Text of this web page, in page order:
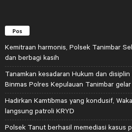
Pos
Kemitraan harmonis, Polsek Tanimbar
dan berbagi kasih
Tanamkan kesadaran Hukum dan
Binmas Polres Kepulauan Tanimbar
Hadirkan Kamtibmas yang kondusif,
langsung patroli KRYD
Polsek Tanut berhasil memediasi kasus